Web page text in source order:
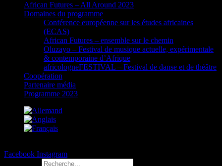
African Futures – All Around 2023
Domaines du programme
Conférence européenne sur les études africaines
(ECAS)
African Futures – ensemble sur le chemin
Oluzayo – Festival de musique actuelle, expérimentale
& contemporaine d’Afrique
africologneFESTIVAL – Festival de danse et de théâtre
Coopération
Partenaire média
Programme 2023
Facebook Instagram